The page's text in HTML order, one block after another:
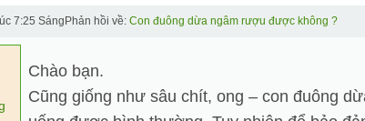
7:25 SángPhản hồi về: Con đuông dừa ngâm rượu được không ?
Chào bạn.
Cũng giống như sâu chít, ong – con đuông